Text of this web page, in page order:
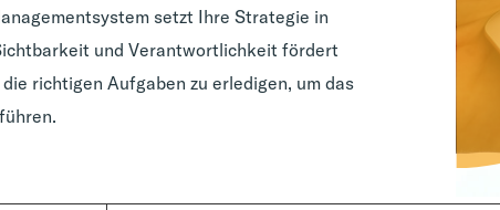
setzt Ihre Strategie in
und Verantwortlichkeit fördert
richtigen Aufgaben zu erledigen, um das